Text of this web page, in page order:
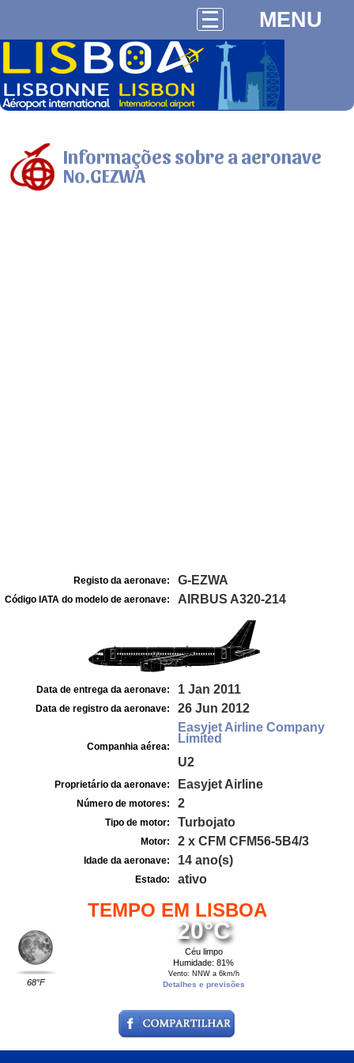
MENU
Informações sobre a aeronave
No.GEZWA
Registo da aeronave: G-EZWA
Código IATA do modelo de aeronave: AIRBUS A320-214
Data de entrega da aeronave: 1 Jan 2011
Data de registro da aeronave: 26 Jun 2012
Companhia aérea:
Easyjet Airline Company
Limited
U2
Proprietário da aeronave: Easyjet Airline
Número de motores: 2
Tipo de motor: Turbojato
Motor: 2 x CFM CFM56-5B4/3
Idade da aeronave: 14 ano(s)
Estado: ativo
TEMPO EM LISBOA
68°F
20°C
Céu limpo
Humidade: 81%
Vento: NNW a 6km/h
Detalhes e previsões